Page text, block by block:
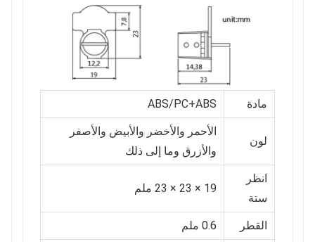
مادة ABS/PC+ABS
لون
الأحمر والأخضر والأبيض والأصفر
والأزرق وما إلى ذلك
انظر
ستة
19 × 23 × 23 ملم
القطر 0.6 ملم